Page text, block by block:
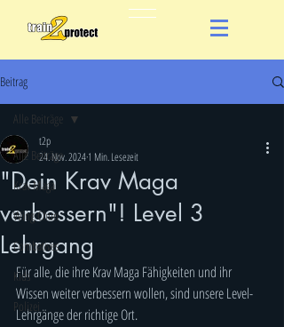
Beitrag
Alle Beiträge
Krav Maga
Wing Chun
Combatives
Kids
Polizei
Alle Beiträge
"Dein Krav Maga
verbessern"! Level 3
Lehrgang
t2p
24. Nov. 20241 Min. Lesezeit
Für alle, die ihre Krav Maga Fähigkeiten und ihr
Wissen weiter verbessern wollen, sind unsere Level-
Lehrgänge der richtige Ort.